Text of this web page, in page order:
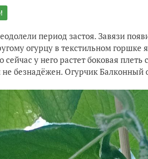
период застоя. Завязи
огурцу в текстильном
сейчас у него растет боковая
безнадёжен. Огурчик Балконный